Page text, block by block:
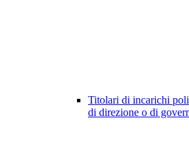
Titolari di incarichi
di direzione o di